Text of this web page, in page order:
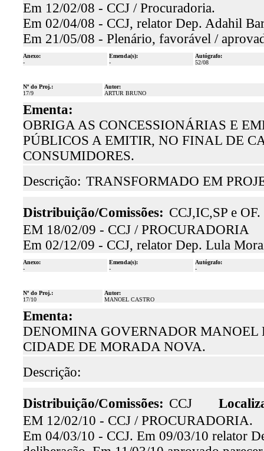
Em 12/02/08 - CCJ / Procuradoria.
Em 02/04/08 - CCJ, relator Dep. Adahil
Em 21/05/08 - Plenário, favorável /
Anexo:
-
Emenda(s):
-
Autógrafo:
52/08
Nº do Proj.:
17/9
Autor:
ARTUR BRUNO
Ementa:
OBRIGA AS CONCESSIONÁRIAS E
PÚBLICOS A EMITIR, NO FINAL DE
CONSUMIDORES.
Descrição: TRANSFORMADO EM
Distribuição/Comissões: CCJ,IC,SP e OF.
EM 18/02/09 - CCJ / PROCURADORIA
Em 02/12/09 - CCJ, relator Dep. Lula
Anexo:
-
Emenda(s):
-
Autógrafo:
-
Nº do Proj.:
17/10
Autor:
MANOEL CASTRO
Ementa:
DENOMINA GOVERNADOR MANOEL
CIDADE DE MORADA NOVA.
Descrição:
Distribuição/Comissões: CCJ
EM 12/02/10 - CCJ / PROCURADORIA.
Em 04/03/10 - CCJ. Em 09/03/10 relator